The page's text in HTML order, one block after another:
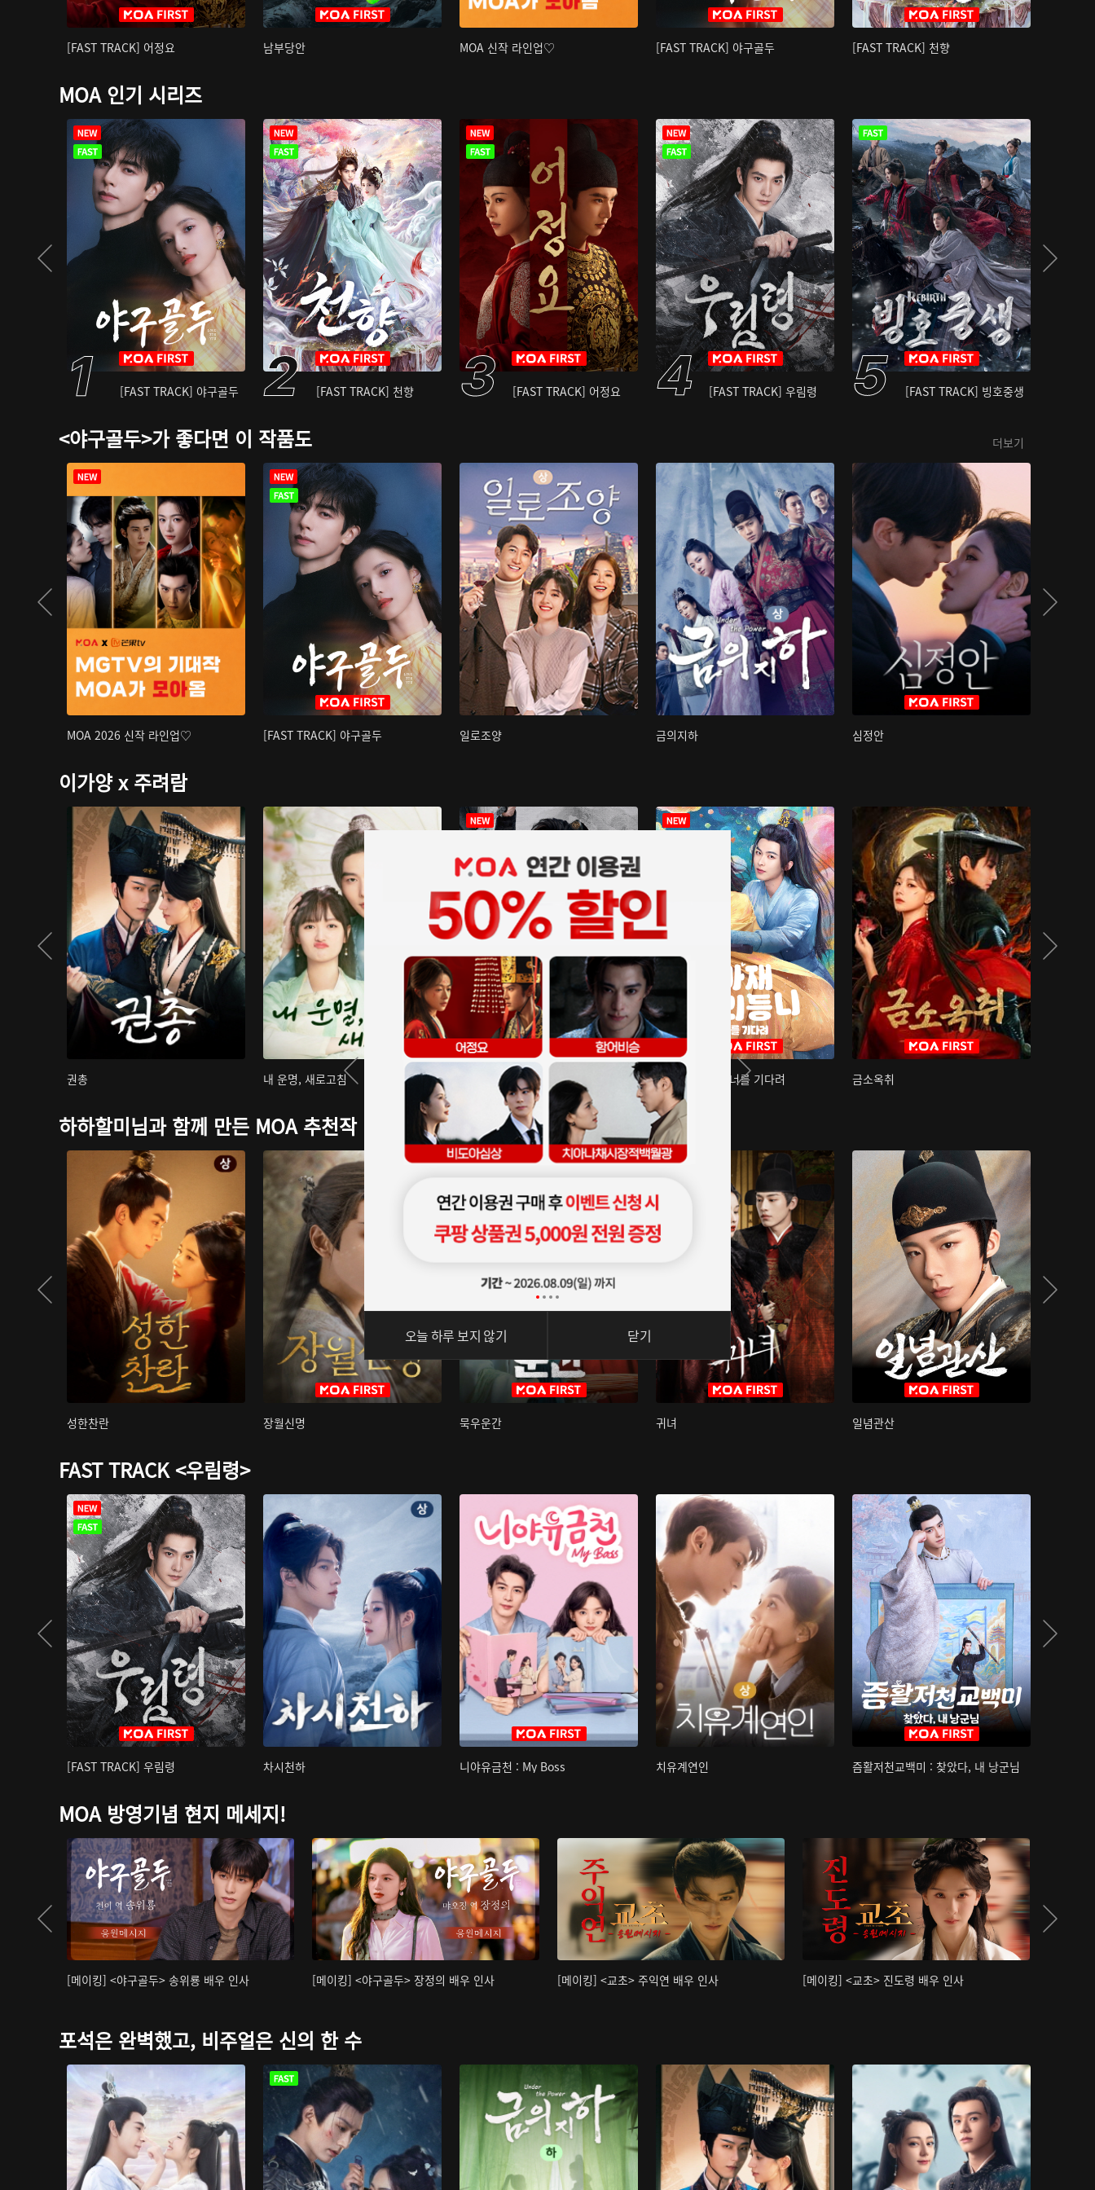
[FAST TRACK] 어정요 남부당안 MOA 신작 라인업♡ [FAST TRACK] 야구골두 [FAST TRACK] 천향
MOA 인기 시리즈
[FAST TRACK] 야구골두 [FAST TRACK] 천향 [FAST TRACK] 어정요 [FAST TRACK] 우림령 [FAST TRACK] 빙호중생
<야구골두>가 좋다면 이 작품도 더보기
MOA 2026 신작 라인업♡ [FAST TRACK] 야구골두 일로조양 금의지하 심정안
이가양 x 주려람
권총 내 운명, 새로고침 아재저리등니 : 너를 기다려 금소옥취
하하할미님과 함께 만든 MOA 추천작
성한찬란 장월신명 묵우운간 귀녀 일념관산
FAST TRACK <우림령>
[FAST TRACK] 우림령 차시천하 니야유금천 : My Boss 치유계연인 즘활저천교백미 : 찾았다, 내 낭군님
MOA 방영기념 현지 메세지!
[메이킹] <야구골두> 송위룡 배우 인사 [메이킹] <야구골두> 장정의 배우 인사 [메이킹] <교초> 주익연 배우 인사 [메이킹] <교초> 진도령 배우 인사
포석은 완벽했고, 비주얼은 신의 한 수
오늘 하루 보지 않기 닫기